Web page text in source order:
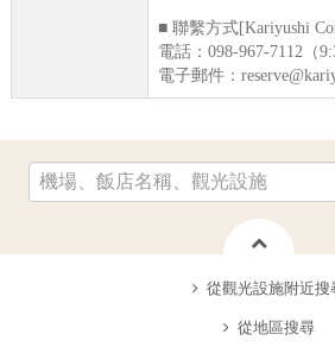
■ 聯繫方式[Kariyushi
電話：098-967-7112（
電子郵件：
從觀光設施附近搜
從地區搜尋